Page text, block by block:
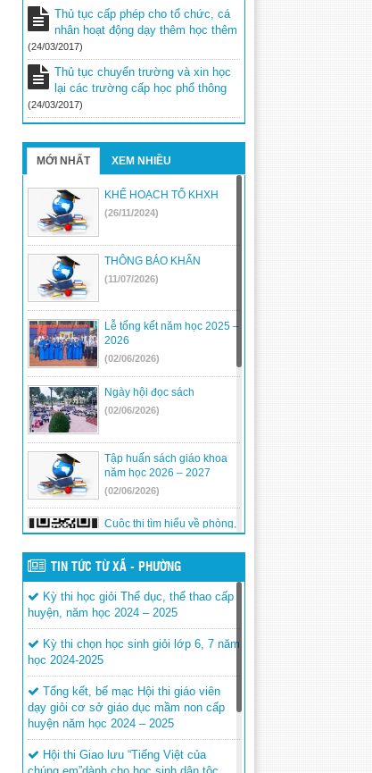
Thông báo – Nhiệm vụ trong năm
học mới (24/03/2017)
Thủ tục cấp phép cho tổ chức, cá
nhân hoạt động dạy thêm học thêm
(24/03/2017)
Thủ tục chuyển trường và xin học
lại các trường cấp học phổ thông
(24/03/2017)
MỚI NHẤT XEM NHIỀU
KHẾ HOẠCH TỔ KHXH
(26/11/2024)
THÔNG BÁO KHẨN
(11/07/2026)
Lễ tổng kết năm học 2025 –
2026
(02/06/2026)
Ngày hội đọc sách
(02/06/2026)
Tập huấn sách giáo khoa
năm học 2026 – 2027
(02/06/2026)
Cuộc thi tìm hiểu về phòng,
chống tác hại của thuốc lá
năm học .2025 – 2026
(01/06/2026)
Cuộc thi tìm hiểu bình đẳng
giới
2025 – 2026
(25/05/2026)
KIỀU ĐẠT THÀNH TÍCH
XUẤT SẮC TẠI TRẠI HUẤN
TIN TỨC TỪ XÃ - PHƯỜNG
Kỳ thi học giỏi Thể dục, thể thao cấp
huyện, năm học 2024 – 2025
Kỳ thi chọn học sinh giỏi lớp 6, 7 năm
học 2024-2025
Tổng kết, bế mạc Hội thi giáo viên
dạy giỏi cơ sở giáo dục mầm non cấp
huyện năm học 2024 – 2025
Hội thi Giao lưu “Tiếng Việt của